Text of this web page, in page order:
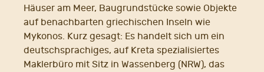
Häuser am Meer, Baugrundstücke sowie Objekte
auf benachbarten griechischen Inseln wie
Mykonos. Kurz gesagt: Es handelt sich um ein
deutschsprachiges, auf Kreta spezialisiertes
Maklerbüro mit Sitz in Wassenberg (NRW), das